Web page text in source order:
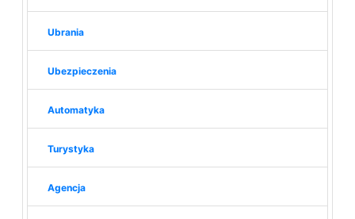
Ubrania
Ubezpieczenia
Automatyka
Turystyka
Agencja